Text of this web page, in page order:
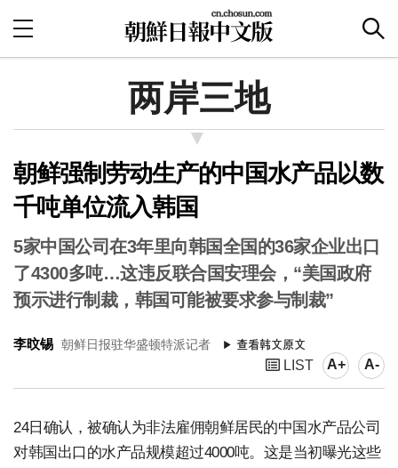
两岸三地
朝鲜强制劳动生产的中国水产品以数
千吨单位流入韩国
5家中国公司在3年里向韩国全国的36家企业出口
了4300多吨…这违反联合国安理会，“美国政府
预示进行制裁，韩国可能被要求参与制裁”
李旼锡 朝鲜日报驻华盛顿特派记者
LIST A+ A-
24日确认，被确认为非法雇佣朝鲜居民的中国水产品公司
对韩国出口的水产品规模超过4000吨。这是当初曝光这些